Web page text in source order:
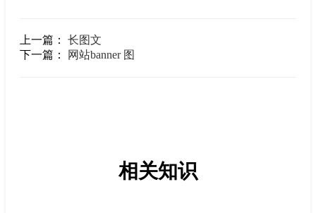
上一篇： 长图文
下一篇：
网站banner 图
相关知识